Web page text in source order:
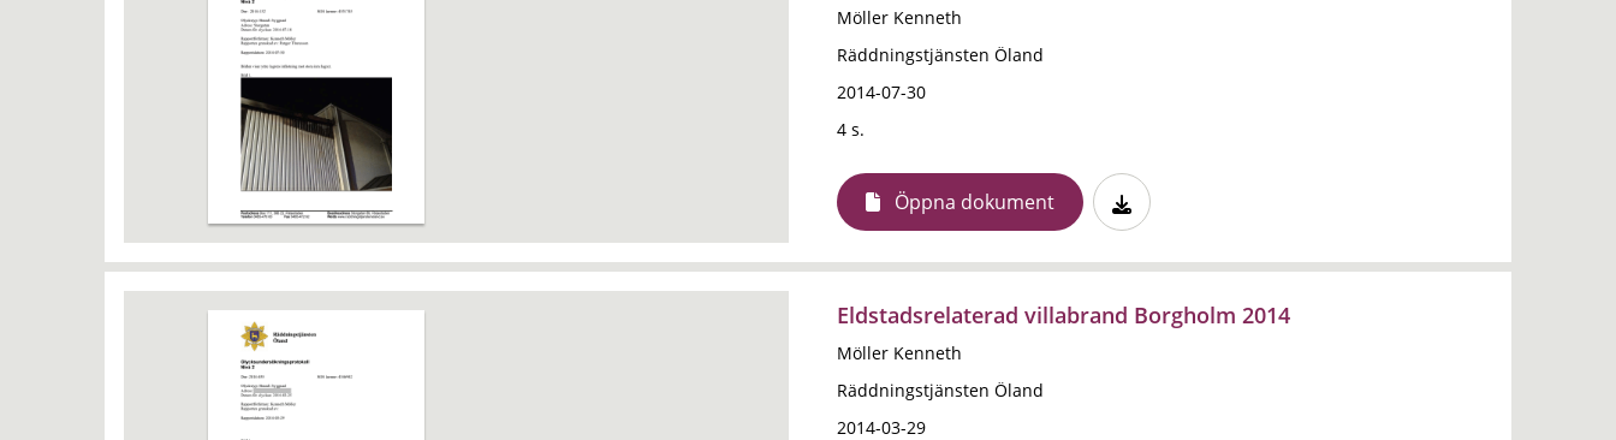
Möller Kenneth
Räddningstjänsten Öland
2014-07-30
4 s.
Öppna dokument
Eldstadsrelaterad villabrand Borgholm 2014
Möller Kenneth
Räddningstjänsten Öland
2014-03-29